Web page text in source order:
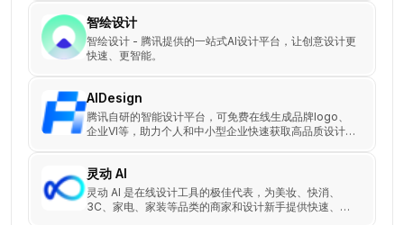
智绘设计
智绘设计 - 腾讯提供的一站式AI设计平台，让创意设计更
快速、更智能。
AIDesign
腾讯自研的智能设计平台，可免费在线生成品牌logo、
企业VI等，助力个人和中小型企业快速获取高品质设计作
灵动 AI
灵动 AI 是在线设计工具的极佳代表，为美妆、快消、
3C、家电、家装等品类的商家和设计新手提供快速、智